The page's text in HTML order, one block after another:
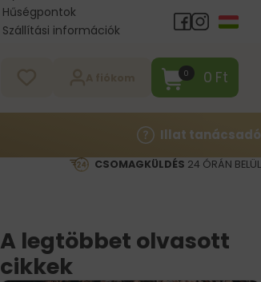
Hűségpontok
Szállítási információk
0 0 Ft
Illat tanácsadó
CSOMAGKÜLDÉS 24 ÓRÁN BELÜL
A legtöbbet olvasott
cikkek